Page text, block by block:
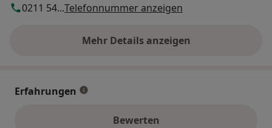
0211 54...Telefonnummer anzeigen
Mehr Details anzeigen
über die Adresse
Erfahrungen
Bewerten